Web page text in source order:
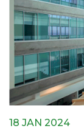
18 JAN 2024